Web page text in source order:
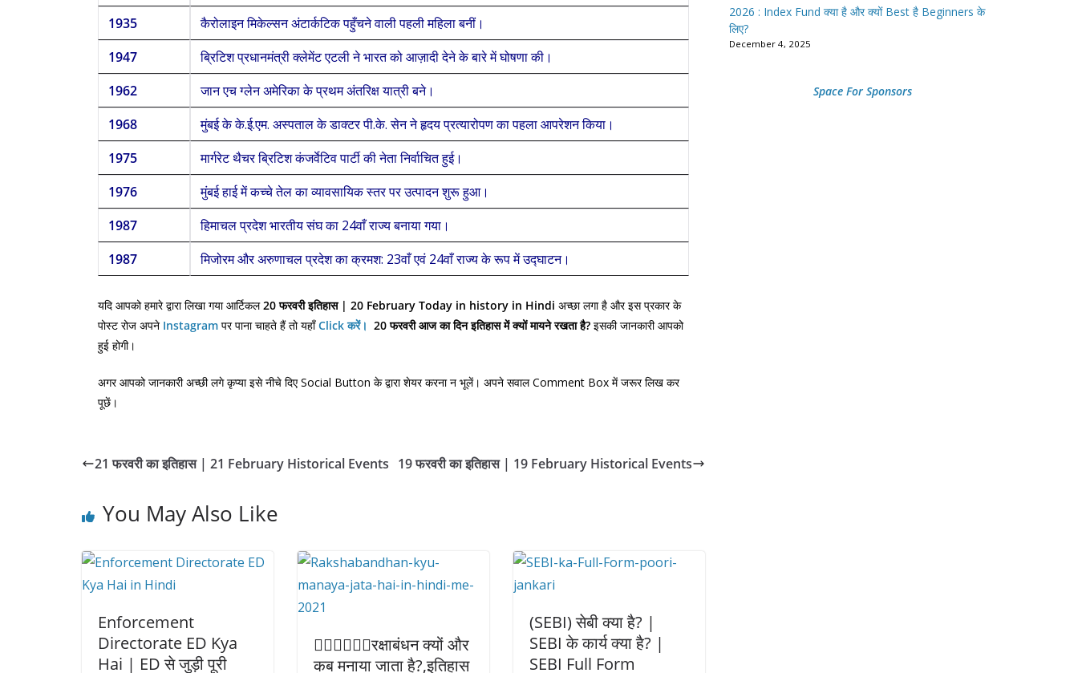
1935
कैरोलाइन मिकेल्सन अंटार्कटिक पहुँचने वाली पहली महिला बनीं।
1947
ब्रिटिश प्रधानमंत्री क्लेमेंट एटली ने भारत को आज़ादी देने के बारे में घोषणा की।
1962
जान एच ग्लेन अमेरिका के प्रथम अंतरिक्ष यात्री बने।
1968
मुंबई के के.ई.एम. अस्पताल के डाक्टर पी.के. सेन ने हृदय प्रत्यारोपण का पहला आपरेशन किया।
1975
मार्गरेट थैचर ब्रिटिश कंजर्वेटिव पार्टी की नेता निर्वाचित हुई।
1976
मुंबई हाई में कच्चे तेल का व्यावसायिक स्तर पर उत्पादन शुरू हुआ।
1987
हिमाचल प्रदेश भारतीय संघ का 24वाँ राज्य बनाया गया।
1987
मिजोरम और अरुणाचल प्रदेश का क्रमश: 23वाँ एवं 24वाँ राज्य के रूप में उद्घाटन।
यदि आपको हमारे द्वारा लिखा गया आर्टिकल20फरवरी इतिहास | 20 February Today in history in Hindi अच्छा लगा है और इस प्रकार के
पोस्ट रोज अपने Instagram पर पाना चाहते हैं तो यहाँClick करें। 20फरवरी आज का दिन इतिहास में क्यों मायने रखता है? इसकी जानकारी आपको
हुई होगी।
अगर आपको जानकारी अच्छी लगे कृप्या इसे नीचे दिए Social Button के द्वारा शेयर करना न भूलें। अपने सवाल Comment Box में जरूर लिख कर
पूछें।
21 फरवरी का इतिहास | 21 February Historical Events 19 फरवरी का इतिहास | 19 February Historical Events
You May Also Like
Enforcement
Directorate ED Kya
Hai | ED से जुड़ी पूरी
🙋🏼‍♂️🙋🏼‍♀️रक्षाबंधन क्यों और
कब मनाया जाता है?,इतिहास
(SEBI) सेबी क्या है? |
SEBI के कार्य क्या है? |
SEBI Full Form
2026 : Index Fund क्या है और क्यों Best है Beginners के
लिए?
December 4, 2025
Space For Sponsors